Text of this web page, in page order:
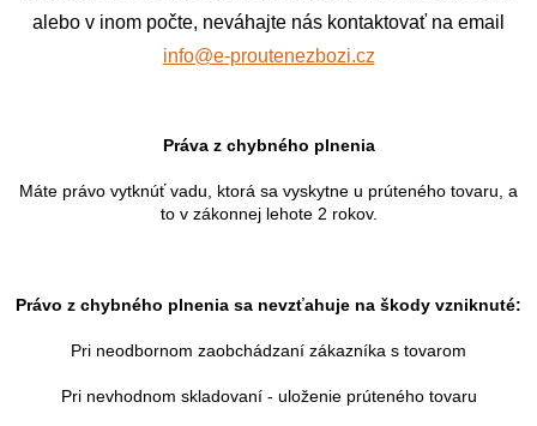
alebo v inom počte, neváhajte nás kontaktovať na email
info@e-proutenezbozi.cz
Práva z chybného plnenia
Máte právo vytknúť vadu, ktorá sa vyskytne u prúteného tovaru, a
to v zákonnej lehote 2 rokov.
Právo z chybného plnenia sa nevzťahuje na škody vzniknuté:
Pri neodbornom zaobchádzaní zákazníka s tovarom
Pri nevhodnom skladovaní - uloženie prúteného tovaru